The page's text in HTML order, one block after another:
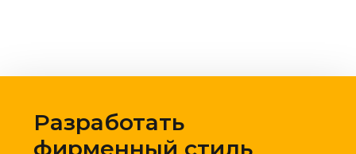
Разработать
фирменный стиль